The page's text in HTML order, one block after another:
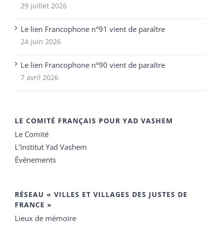
29 juillet 2026
Le lien Francophone n°91 vient de paraître
24 juin 2026
Le lien Francophone n°90 vient de paraître
7 avril 2026
LE COMITÉ FRANÇAIS POUR YAD VASHEM
Le Comité
L’Institut Yad Vashem
Événements
RÉSEAU « VILLES ET VILLAGES DES JUSTES DE
FRANCE »
Lieux de mémoire